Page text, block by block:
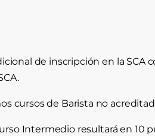
de inscripción en la SCA
cursos de Barista no
Intermedio resultará en 10